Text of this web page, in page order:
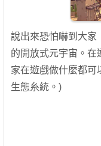
說出來恐怕嚇到大家
的開放式元宇宙。在
家在遊戲做什麼都可
生態糸統。)